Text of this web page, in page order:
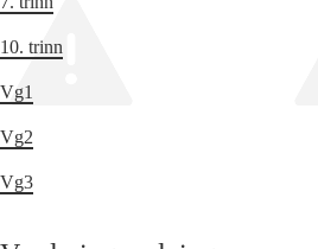
10. trinn
Vg1
Vg2
Vg3